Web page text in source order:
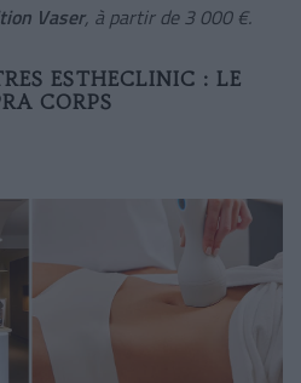
Vaser, à partir de 3 000 €.
ESTHECLINIC : LE
CORPS